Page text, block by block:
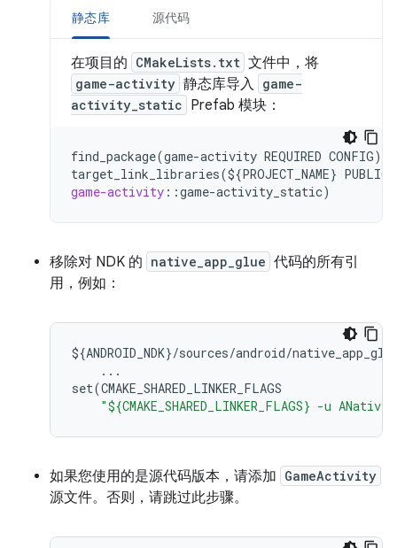
静态库 源代码
在项目的 CMakeLists.txt 文件中，将
game-activity 静态库导入 game-
activity_static Prefab 模块：
find_package(game-activity REQUIRED CONFIG)
target_link_libraries(${PROJECT_NAME} PUBLIC
game-activity ::game-activity_static
移除对 NDK 的 native_app_glue 代码的所有引
用，例如：
${ANDROID_NDK}/sources/android/
...
set(CMAKE_SHARED_LINKER_FLAGS
"${CMAKE_SHARED_LINKER_FLAGS} -u
如果您使用的是源代码版本，请添加 GameActivity
源文件。否则，请跳过此步骤。